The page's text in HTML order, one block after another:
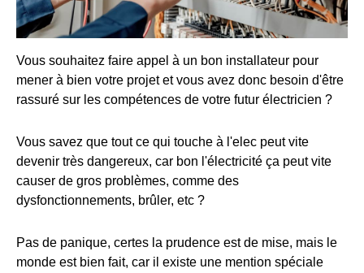
Vous souhaitez faire appel à un bon installateur pour
mener à bien votre projet et vous avez donc besoin d'être
rassuré sur les compétences de votre futur électricien ?
Vous savez que tout ce qui touche à l'elec peut vite
devenir très dangereux, car bon l'électricité ça peut vite
causer de gros problèmes, comme des
dysfonctionnements, brûler, etc ?
Pas de panique, certes la prudence est de mise, mais le
monde est bien fait, car il existe une mention spéciale